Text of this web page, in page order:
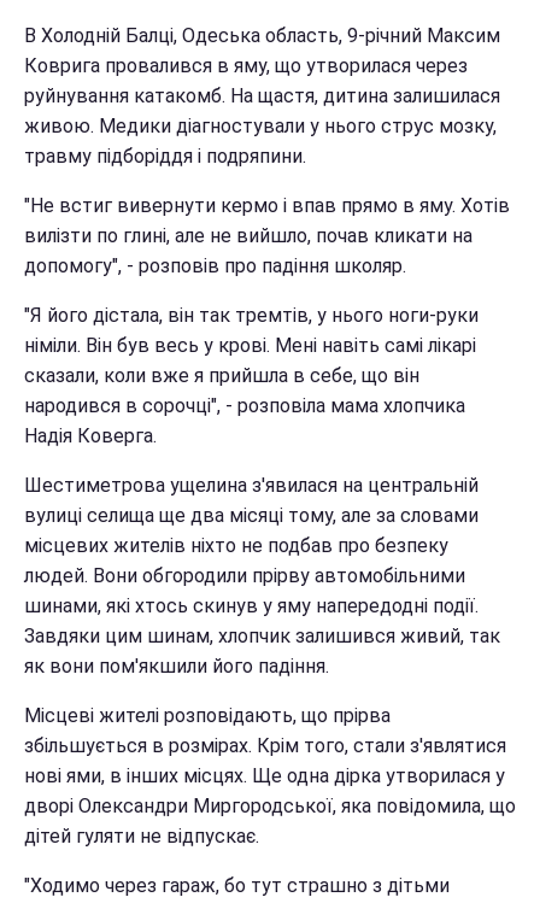
В Холодній Балці, Одеська область, 9-річний Максим
Коврига провалився в яму, що утворилася через
руйнування катакомб. На щастя, дитина залишилася
живою. Медики діагностували у нього струс мозку,
травму підборіддя і подряпини.
"Не встиг вивернути кермо і впав прямо в яму. Хотів
вилізти по глині, але не вийшло, почав кликати на
допомогу", - розповів про падіння школяр.
"Я його дістала, він так тремтів, у нього ноги-руки
німіли. Він був весь у крові. Мені навіть самі лікарі
сказали, коли вже я прийшла в себе, що він
народився в сорочці", - розповіла мама хлопчика
Надія Коверга.
Шестиметрова ущелина з'явилася на центральній
вулиці селища ще два місяці тому, але за словами
місцевих жителів ніхто не подбав про безпеку
людей. Вони обгородили прірву автомобільними
шинами, які хтось скинув у яму напередодні події.
Завдяки цим шинам, хлопчик залишився живий, так
як вони пом'якшили його падіння.
Місцеві жителі розповідають, що прірва
збільшується в розмірах. Крім того, стали з'являтися
нові ями, в інших місцях. Ще одна дірка утворилася у
дворі Олександри Миргородської, яка повідомила, що
дітей гуляти не відпускає.
"Ходимо через гараж, бо тут страшно з дітьми